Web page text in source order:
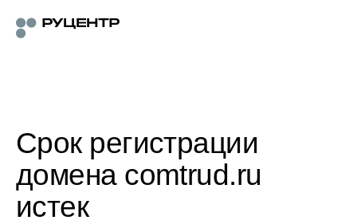
Срок регистрации
домена comtrud.ru
истек